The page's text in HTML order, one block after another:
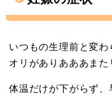
いつもの生理前と変
オリがありあああまた
体温だけが下がらず